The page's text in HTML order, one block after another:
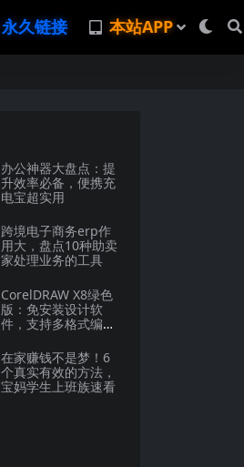
永久链接 本站APP
办公神器大盘点：提
升效率必备，便携充
电宝超实用
跨境电子商务erp作
用大，盘点10种助卖
家处理业务的工具
CorelDRAW X8绿色
版：免安装设计软
件，支持多格式编辑
在家赚钱不是梦！6
个真实有效的方法，
宝妈学生上班族速看